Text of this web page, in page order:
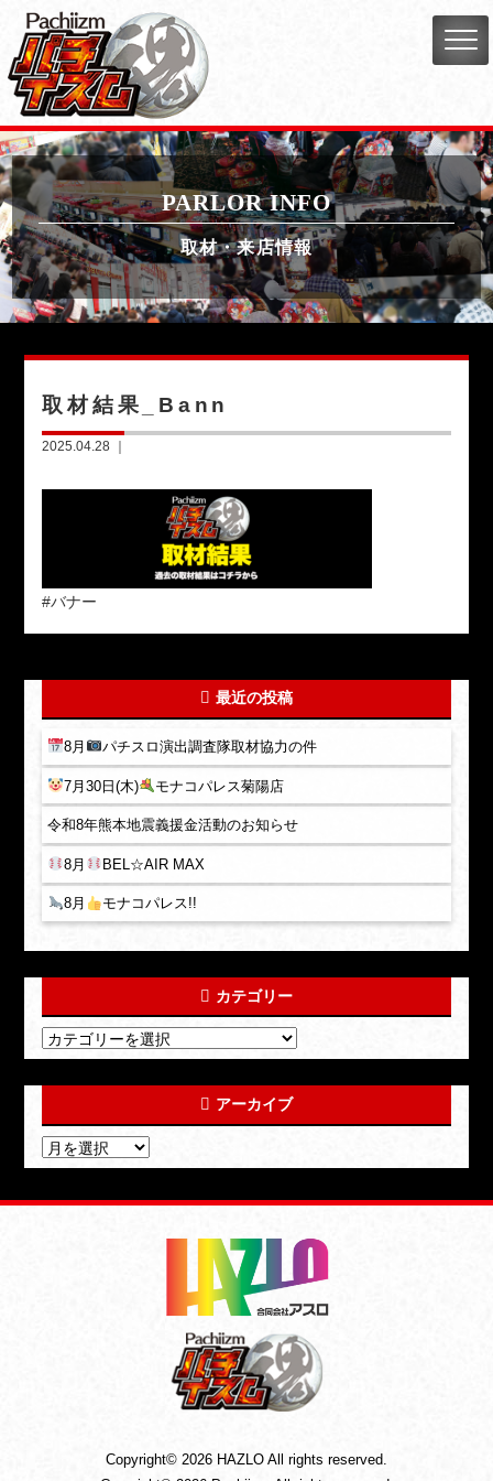
PARLOR INFO
取材・来店情報
取材結果_Bann
2025.04.28 ｜
#バナー
最近の投稿
8月 パチスロ演出調査隊取材協力の件
7月30日(木) モナコパレス菊陽店
令和8年熊本地震義援金活動のお知らせ
8月 BEL☆AIR MAX
8月 モナコパレス!!
カテゴリー
アーカイブ
Copyright© 2026 HAZLO All rights reserved.